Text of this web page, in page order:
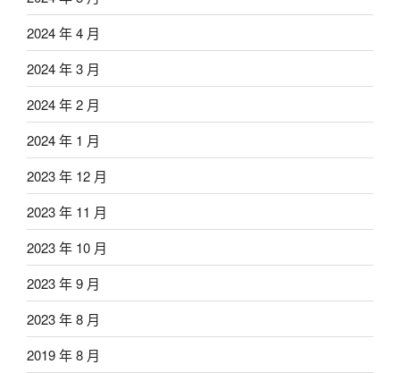
2024 年 4 月
2024 年 3 月
2024 年 2 月
2024 年 1 月
2023 年 12 月
2023 年 11 月
2023 年 10 月
2023 年 9 月
2023 年 8 月
2019 年 8 月